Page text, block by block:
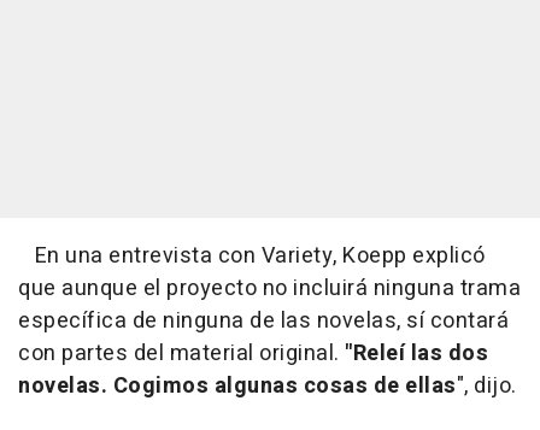
En una entrevista con Variety, Koepp explicó
que aunque el proyecto no incluirá ninguna trama
específica de ninguna de las novelas, sí contará
con partes del material original. "Releí las dos
novelas. Cogimos algunas cosas de ellas", dijo.